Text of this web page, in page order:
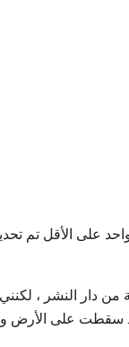
على الأقل تم
دار النشر ،
سقطت على